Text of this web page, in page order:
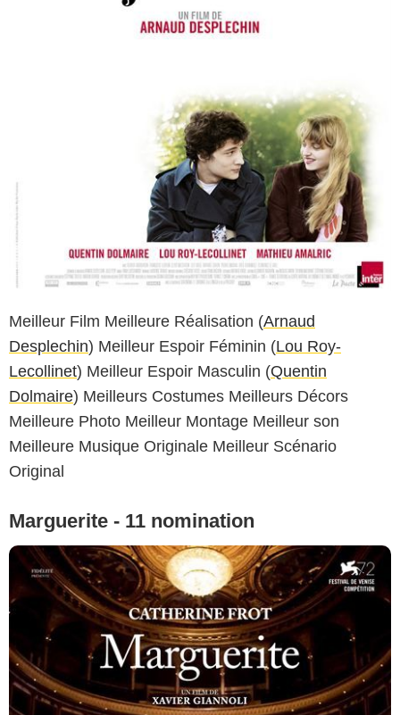
Meilleur Film Meilleure Réalisation (Arnaud
Desplechin) Meilleur Espoir Féminin (Lou Roy-
Lecollinet) Meilleur Espoir Masculin (Quentin
Dolmaire) Meilleurs Costumes Meilleurs Décors
Meilleure Photo Meilleur Montage Meilleur son
Meilleure Musique Originale Meilleur Scénario
Original
Marguerite - 11 nomination